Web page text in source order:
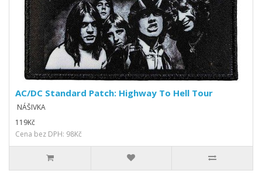
AC/DC Standard Patch: Highway To Hell Tour
NÁŠIVKA
119Kč
Cena bez DPH: 98Kč